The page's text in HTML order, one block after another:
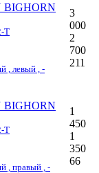
T
, левый , -
3
000
2
700
211
T
, правый , -
1
450
1
350
66